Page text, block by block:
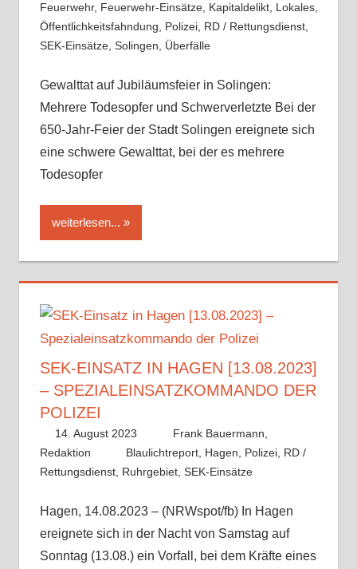
Feuerwehr, Feuerwehr-Einsätze, Kapitaldelikt, Lokales,
Öffentlichkeitsfahndung
Polizei, RD / Rettungsdienst,
SEK-Einsätze, Solingen Überfälle
Gewalttat auf Jubiläumsfeier in Solingen:
Mehrere Todesopfer und Schwerverletzte Bei der
650-Jahr-Feier der Stadt Solingen ereignete sich
eine schwere Gewalttat, bei der es mehrere
Todesopfer
weiterlesen...
SEK-EINSATZ IN HAGEN [13.08.2023]
– SPEZIALEINSATZKOMMANDO DER
POLIZEI
14. August 2023
Frank Bauermann,
Redaktion
Blaulichtreport Hagen Polizei RD /
Rettungsdienst, Ruhrgebiet, SEK-Einsätze
Hagen, 14.08.2023 – (NRWspot/fb) In Hagen
ereignete sich in der Nacht von Samstag auf
Sonntag (13.08.) ein Vorfall, bei dem Kräfte eines